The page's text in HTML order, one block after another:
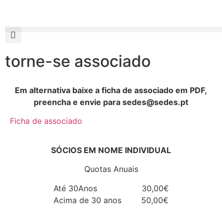
torne-se associado
Em alternativa baixe a ficha de associado em PDF,
preencha e envie para sedes@sedes.pt
Ficha de associado
SÓCIOS EM NOME INDIVIDUAL
Quotas Anuais
Até 30Anos 30,00€
Acima de 30 anos 50,00€